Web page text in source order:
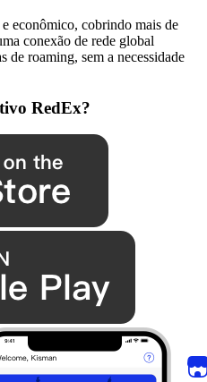
econômico, cobrindo mais de
conexão de rede global
de roaming, sem a necessidade
RedEx?